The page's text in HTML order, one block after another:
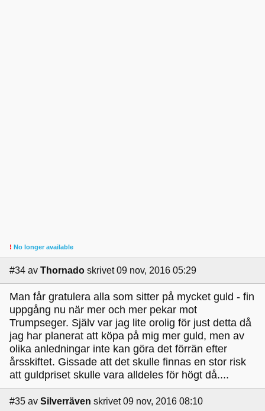
! No longer available
#34 av Thornado skrivet 09 nov, 2016 05:29
Man får gratulera alla som sitter på mycket guld - fin
uppgång nu när mer och mer pekar mot
Trumpseger. Själv var jag lite orolig för just detta då
jag har planerat att köpa på mig mer guld, men av
olika anledningar inte kan göra det förrän efter
årsskiftet. Gissade att det skulle finnas en stor risk
att guldpriset skulle vara alldeles för högt då....
#35 av Silverräven skrivet 09 nov, 2016 08:10